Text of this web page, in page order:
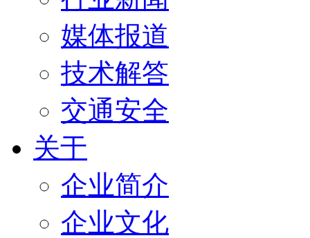
媒体报道
技术解答
交通安全
关于
企业简介
企业文化